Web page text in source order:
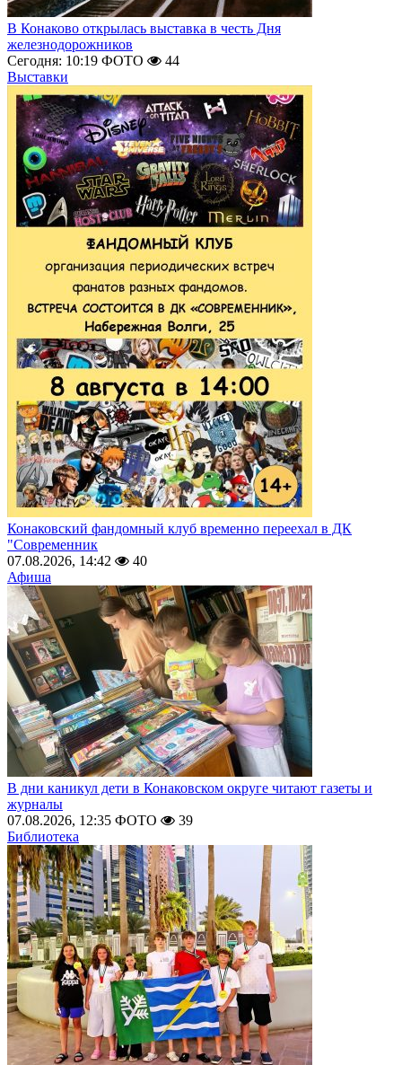
В Конаково открылась выставка в честь Дня
железнодорожников
Сегодня: 10:19 ФОТО
44
Выставки
Конаковский фандомный клуб временно переехал в ДК
"Современник
07.08.2026, 14:42
40
Афиша
В дни каникул дети в Конаковском округе читают газеты и
журналы
07.08.2026, 12:35 ФОТО
39
Библиотека